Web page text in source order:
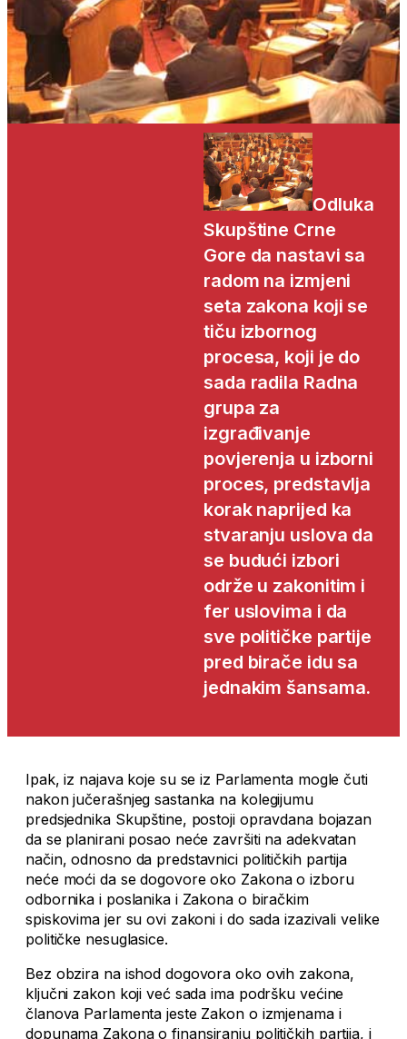
Odluka
Skupštine Crne
Gore da nastavi sa
radom na izmjeni
seta zakona koji se
tiču izbornog
procesa, koji je do
sada radila Radna
grupa za
izgrađivanje
povjerenja u izborni
proces, predstavlja
korak naprijed ka
stvaranju uslova da
se budući izbori
održe u zakonitim i
fer uslovima i da
sve političke partije
pred birače idu sa
jednakim šansama.
Ipak, iz najava koje su se iz Parlamenta mogle čuti
nakon jučerašnjeg sastanka na kolegijumu
predsjednika Skupštine, postoji opravdana bojazan
da se planirani posao neće završiti na adekvatan
način, odnosno da predstavnici političkih partija
neće moći da se dogovore oko Zakona o izboru
odbornika i poslanika i Zakona o biračkim
spiskovima jer su ovi zakoni i do sada izazivali velike
političke nesuglasice.
Bez obzira na ishod dogovora oko ovih zakona,
ključni zakon koji već sada ima podršku većine
članova Parlamenta jeste Zakon o izmjenama i
dopunama Zakona o finansiranju političkih partija, i